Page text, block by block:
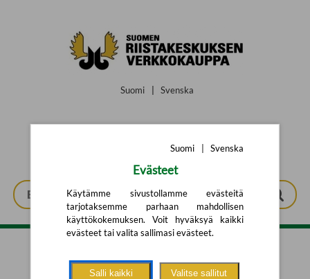
Suomi Svenska
Tarkennettu haku
Suomi Svenska
Evästeet
Käytämme sivustollamme evästeitä
tarjotaksemme parhaan mahdollisen
käyttökokemuksen. Voit hyväksyä kaikki
evästeet tai valita sallimasi evästeet.
Salli kaikki Valitse sallitut